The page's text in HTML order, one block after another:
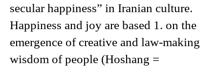
secular happiness” in Iranian culture.
Happiness and joy are based 1. on the
emergence of creative and law-making
wisdom of people (Hoshang =